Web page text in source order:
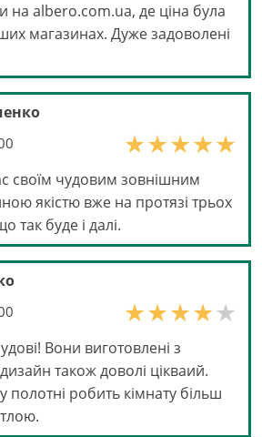
на albero.com.ua, де ціна була
магазинах. Дуже задоволені
своїм чудовим зовнішним
якістю вже на протязі трьох
так буде і далі.
Вони виготовлені з
також доволі цікваий.
робить кімнату більш